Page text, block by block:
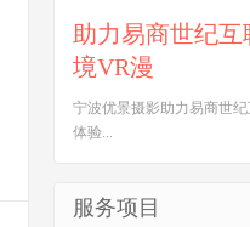
助力易商世纪
境VR漫
宁波优景摄影助力易商世
体验...
服务项目